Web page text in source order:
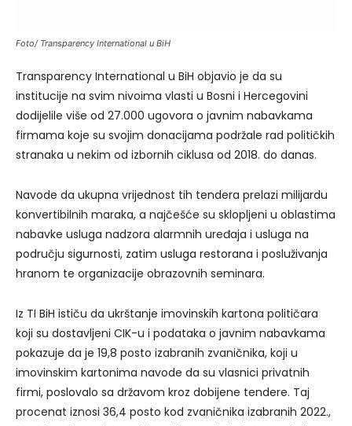
Foto/ Transparency International u BiH
Transparency International u BiH objavio je da su
institucije na svim nivoima vlasti u Bosni i Hercegovini
dodijelile više od 27.000 ugovora o javnim nabavkama
firmama koje su svojim donacijama podržale rad političkih
stranaka u nekim od izbornih ciklusa od 2018. do danas.
Navode da ukupna vrijednost tih tendera prelazi milijardu
konvertibilnih maraka, a najčešće su sklopljeni u oblastima
nabavke usluga nadzora alarmnih uređaja i usluga na
području sigurnosti, zatim usluga restorana i posluživanja
hranom te organizacije obrazovnih seminara.
Iz TI BiH ističu da ukrštanje imovinskih kartona političara
koji su dostavljeni CIK-u i podataka o javnim nabavkama
pokazuje da je 19,8 posto izabranih zvaničnika, koji u
imovinskim kartonima navode da su vlasnici privatnih
firmi, poslovalo sa državom kroz dobijene tendere. Taj
procenat iznosi 36,4 posto kod zvaničnika izabranih 2022.,